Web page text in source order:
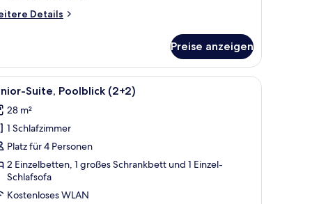
Details
Preise anzeigen
großen Fenster.im Freien und Gebäuden im Hintergrund.
Ein Balkon mit Blick auf einen Pool,
13 Suite, Poolblick (2+2)
28 m²
1 Schlafzimmer
Platz für 4 Personen
2 Einzelbetten, 1 großes Schrankbett und 1 Einzel-
Schlafsofa
Kostenloses WLAN